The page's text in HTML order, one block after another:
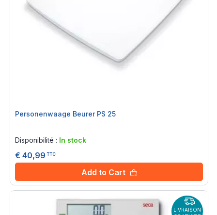
Personenwaage Beurer PS 25
Disponibilité : In stock
€ 40,99 TTC
Add to Cart
LIVRAISON